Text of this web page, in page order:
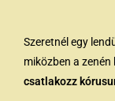
Szeretnél egy
miközben a
csatlakozz